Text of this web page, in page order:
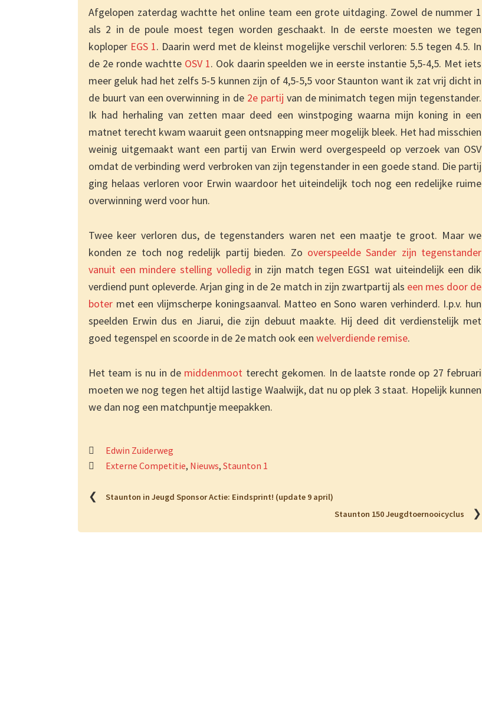
Afgelopen zaterdag wachtte het online team een grote uitdaging. Zowel de nummer 1
als 2 in de poule moest tegen worden geschaakt. In de eerste moesten we tegen
koploper EGS 1. Daarin werd met de kleinst mogelijke verschil verloren: 5.5 tegen 4.5. In
de 2e ronde wachtte OSV 1. Ook daarin speelden we in eerste instantie 5,5-4,5. Met iets
meer geluk had het zelfs 5-5 kunnen zijn of 4,5-5,5 voor Staunton want ik zat vrij dicht in
de buurt van een overwinning in de 2e partij van de minimatch tegen mijn tegenstander.
Ik had herhaling van zetten maar deed een winstpoging waarna mijn koning in een
matnet terecht kwam waaruit geen ontsnapping meer mogelijk bleek. Het had misschien
weinig uitgemaakt want een partij van Erwin werd overgespeeld op verzoek van OSV
omdat de verbinding werd verbroken van zijn tegenstander in een goede stand. Die partij
ging helaas verloren voor Erwin waardoor het uiteindelijk toch nog een redelijke ruime
overwinning werd voor hun.
Twee keer verloren dus, de tegenstanders waren net een maatje te groot. Maar we
konden ze toch nog redelijk partij bieden. Zo overspeelde Sander zijn tegenstander
vanuit een mindere stelling volledig in zijn match tegen EGS1 wat uiteindelijk een dik
verdiend punt opleverde. Arjan ging in de 2e match in zijn zwartpartij als een mes door de
boter met een vlijmscherpe koningsaanval. Matteo en Sono waren verhinderd. I.p.v. hun
speelden Erwin dus en Jiarui, die zijn debuut maakte. Hij deed dit verdienstelijk met
goed tegenspel en scoorde in de 2e match ook een welverdiende remise.
Het team is nu in de middenmoot terecht gekomen. In de laatste ronde op 27 februari
moeten we nog tegen het altijd lastige Waalwijk, dat nu op plek 3 staat. Hopelijk kunnen
we dan nog een matchpuntje meepakken.
Edwin Zuiderweg
Externe Competitie, Nieuws, Staunton 1
❮
Staunton in Jeugd Sponsor Actie: Eindsprint! (update 9 april)
Staunton 150 Jeugdtoernooicyclus
❯